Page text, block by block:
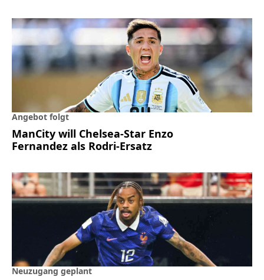
Angebot folgt
ManCity will Chelsea-Star Enzo
Fernandez als Rodri-Ersatz
Neuzugang geplant